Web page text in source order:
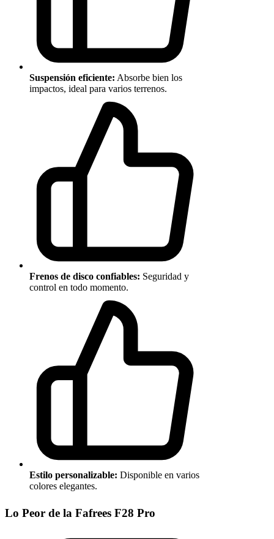
Suspensión eficiente: Absorbe bien los
impactos, ideal para varios terrenos.
Frenos de disco confiables: Seguridad y
control en todo momento.
Estilo personalizable: Disponible en varios
colores elegantes.
Lo Peor de la Fafrees F28 Pro